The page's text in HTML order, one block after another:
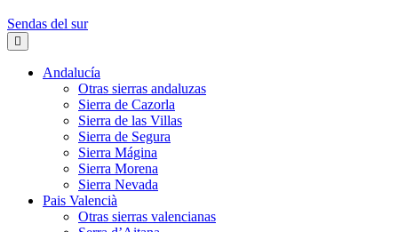
Sendas del sur
Andalucía
Otras sierras andaluzas
Sierra de Cazorla
Sierra de las Villas
Sierra de Segura
Sierra Mágina
Sierra Morena
Sierra Nevada
Pais Valencià
Otras sierras valencianas